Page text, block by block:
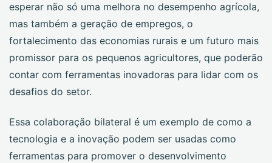
esperar não só uma melhora no desempenho agrícola,
mas também a geração de empregos, o
fortalecimento das economias rurais e um futuro mais
promissor para os pequenos agricultores, que poderão
contar com ferramentas inovadoras para lidar com os
desafios do setor.
Essa colaboração bilateral é um exemplo de como a
tecnologia e a inovação podem ser usadas como
ferramentas para promover o desenvolvimento